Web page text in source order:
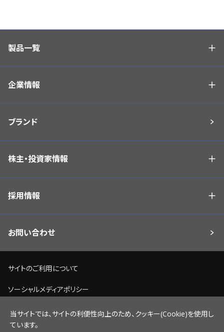
製品一覧
企業情報
ブランド
株主・投資家情報
採用情報
お問い合わせ
サイトのご利用について
ソーシャルメディアポリシー
個人情報保護方針
当サイトでは、サイトの利便性向上のため、クッキー(Cookie)を使用し
ています。